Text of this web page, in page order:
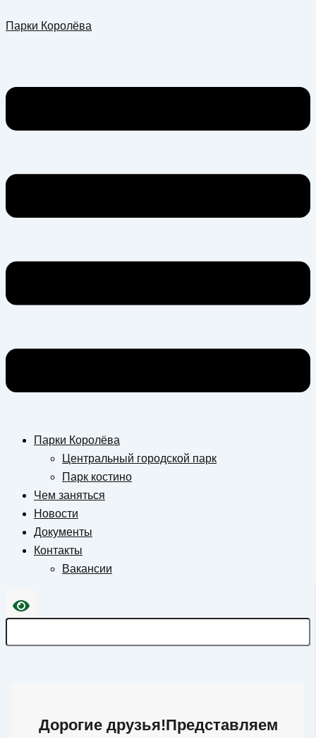
к
Парки Королёва
Парки Королёва
Центральный городской парк
Парк костино
Чем заняться
Новости
Документы
Контакты
Вакансии
Дорогие друзья!Представляем